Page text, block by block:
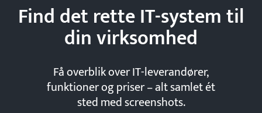
Find det rette IT-system til
dinvirksomhed
Få overblik over IT-leverandører,
funktioner og priser – alt samlet ét
sted med screenshots.